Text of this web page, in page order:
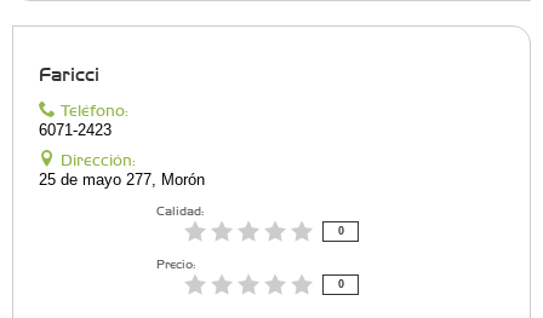
Faricci
Teléfono:
6071-2423
Dirección:
25 de mayo 277, Morón
Calidad:
0
Precio:
0